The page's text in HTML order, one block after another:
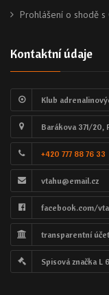
Prohlášení o shodě s
Kontaktní údaje
Klub
Barákova 371/20,
+420 777 88 76 33
vtahu@email.cz
facebook.com/
transparentní
Spisová značka L